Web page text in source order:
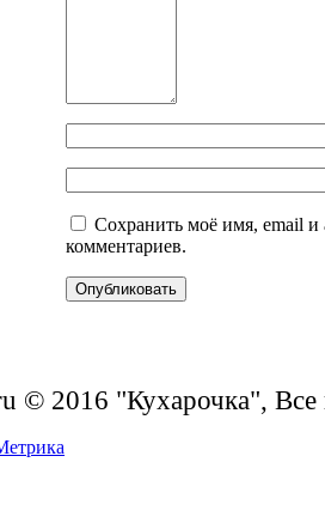
Сохранить моё имя, email и
комментариев.
© 2016 "Кухарочка",